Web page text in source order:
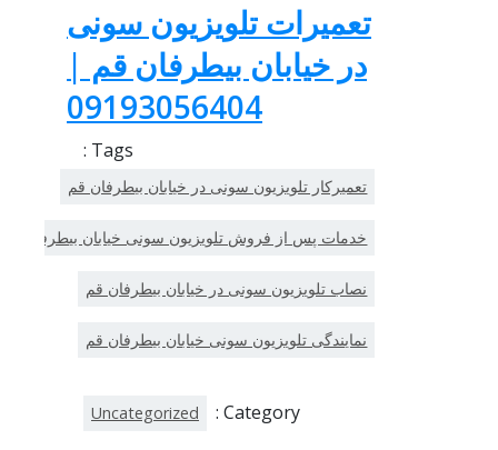
تعمیرات تلویزیون سونی
در خیابان بیطرفان قم |
09193056404
Tags :
تعمیرکار تلویزیون سونی در خیابان بیطرفان قم
خدمات پس از فروش تلویزیون سونی خیابان بیطرفان قم
نصاب تلویزیون سونی در خیابان بیطرفان قم
نمایندگی تلویزیون سونی خیابان بیطرفان قم
Category :
Uncategorized